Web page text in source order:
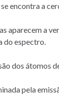
encontra a
aparecem a
do espectro.
dos átomos
pela